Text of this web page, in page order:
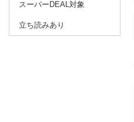
スーパーDEAL対象
立ち読みあり